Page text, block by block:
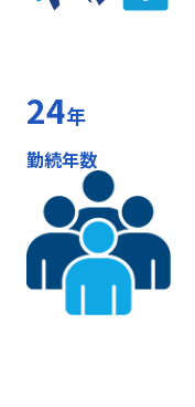
24年
勤続年数